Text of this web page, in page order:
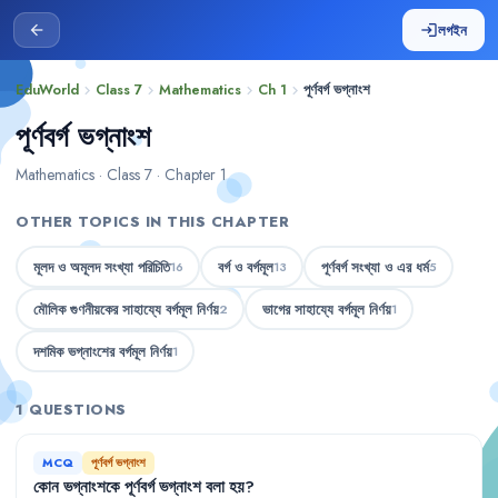
arrow_back loginলগইন
EduWorld chevron_right Class 7 chevron_right Mathematics chevron_right Ch 1 chevron_right পূর্ণবর্গ ভগ্নাংশ
পূর্ণবর্গ ভগ্নাংশ
Mathematics · Class 7 · Chapter 1
OTHER TOPICS IN THIS CHAPTER
মূলদ ও অমূলদ সংখ্যা পরিচিতি16 বর্গ ও বর্গমূল13 পূর্ণবর্গ সংখ্যা ও এর ধর্ম5
মৌলিক গুণনীয়কের সাহায্যে বর্গমূল নির্ণয়2 ভাগের সাহায্যে বর্গমূল নির্ণয়1
দশমিক ভগ্নাংশের বর্গমূল নির্ণয়1
1 QUESTIONS
MCQ পূর্ণবর্গ ভগ্নাংশ
কোনভগ্নাংশকেপূর্ণবর্গভগ্নাংশবলাহয়?